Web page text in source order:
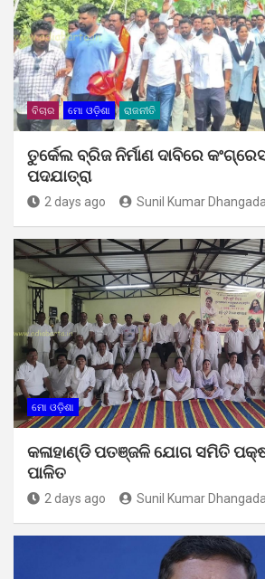
ବିଚାର ମୋ ଓଡ଼ିଶା ରାଜନୀତି
ତୁର୍କେଲ ବ୍ରିଜ ନିର୍ମାଣ ଦାବିରେ
ପଦଯାତ୍ରା
2 days ago Sunil Kumar
ମୋ ଓଡ଼ିଶା
କଳାହାଣ୍ଡି ପତଞ୍ଜଳି ଯୋଗ ସମିତି
ପାଳିତ
2 days ago Sunil Kumar